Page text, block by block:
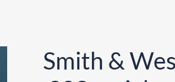
Smith &